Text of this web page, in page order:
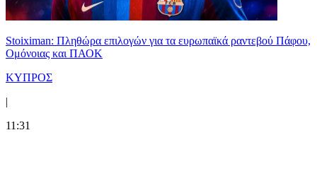
Stoiximan: Πληθώρα επιλογών για τα ευρωπαϊκά ραντεβού Πάφου,
Ομόνοιας και ΠΑΟΚ
ΚΥΠΡΟΣ
|
11:31